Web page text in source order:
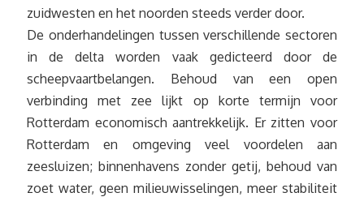
zuidwesten en het noorden steeds verder door.
De onderhandelingen tussen verschillende sectoren
in de delta worden vaak gedicteerd door de
scheepvaartbelangen. Behoud van een open
verbinding met zee lijkt op korte termijn voor
Rotterdam economisch aantrekkelijk. Er zitten voor
Rotterdam en omgeving veel voordelen aan
zeesluizen; binnenhavens zonder getij, behoud van
zoet water, geen milieuwisselingen, meer stabiliteit